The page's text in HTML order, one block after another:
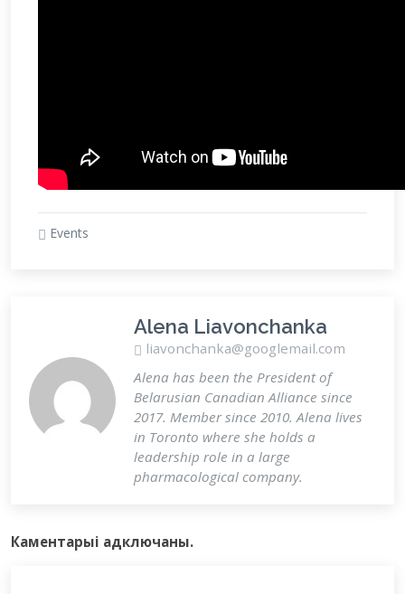
Events
Alena Liavonchanka
liavonchanka@googlemail.com
Alena has been the President of
Belarusian Canadian Alliance since
2017. Member since 2010. Alena lives
in Toronto where she holds a
leadership role in a large
pharmacological company.
Каментарыi адключаны.